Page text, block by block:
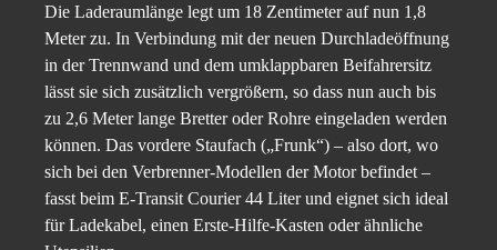
Die Laderaumlänge legt um 18 Zentimeter auf nun 1,8
Meter zu. In Verbindung mit der neuen Durchladeöffnung
in der Trennwand und dem umklappbaren Beifahrersitz
lässt sie sich zusätzlich vergrößern, so dass nun auch bis
zu 2,6 Meter lange Bretter oder Rohre eingeladen werden
können. Das vordere Staufach („Frunk“) – also dort, wo
sich bei den Verbrenner-Modellen der Motor befindet –
fasst beim E-Transit Courier 44 Liter und eignet sich ideal
für Ladekabel, einen Erste-Hilfe-Kasten oder ähnliche